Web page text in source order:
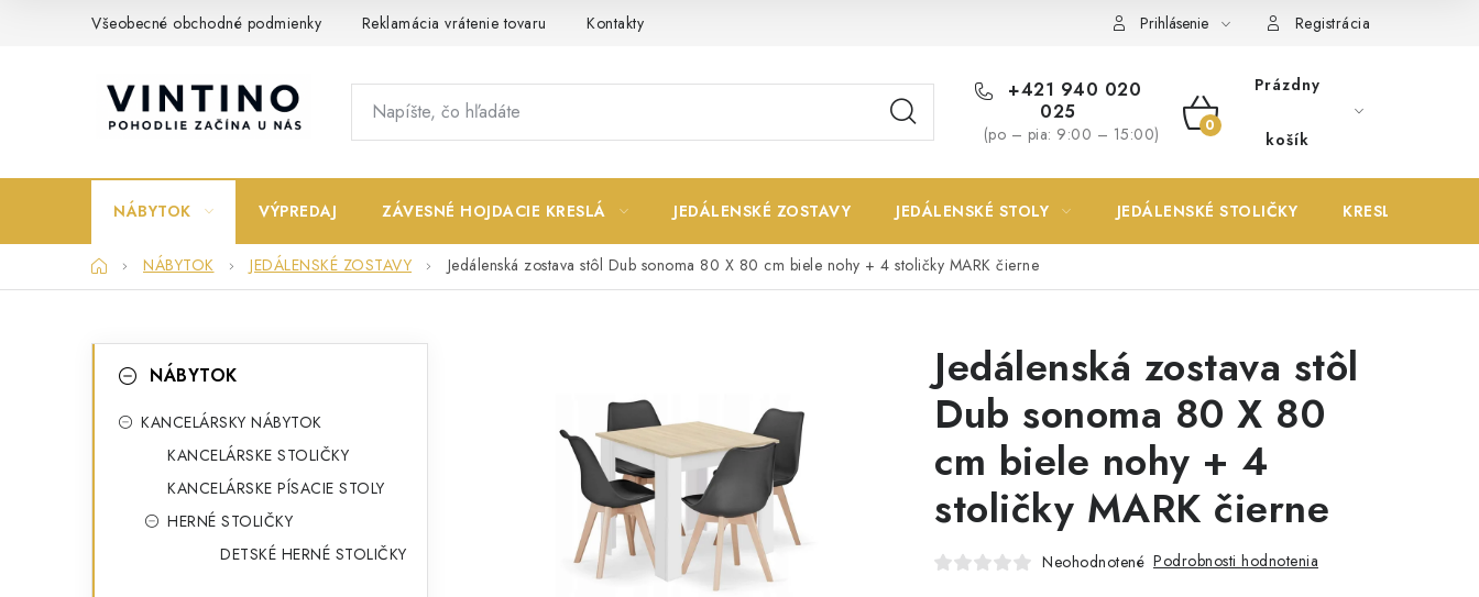
Všeobecné obchodné podmienky Reklamácia vrátenie tovaru Kontakty Prihlásenie Registrácia
+421 940 020
025
(po – pia: 9:00 – 15:00)
NÁKUPNÝ
Prázdny
košík
NÁBYTOK VÝPREDAJ ZÁVESNÉ HOJDACIE KRESLÁ JEDÁLENSKÉ ZOSTAVY JEDÁLENSKÉ STOLY JEDÁLENSKÉ STOLIČKY KRESLÁ
DomovNÁBYTOK JEDÁLENSKÉ ZOSTAVY Jedálenská zostava stôl Dub sonoma 80 X 80 cm biele nohy + 4 stoličky MARK čierne
kategórieNÁBYTOK
KANCELÁRSKY NÁBYTOK
KANCELÁRSKE STOLIČKY
KANCELÁRSKE PÍSACIE STOLY
HERNÉ STOLIČKY
DETSKÉ HERNÉ STOLIČKY
Jedálenská zostava stôl
Dub sonoma 80 X 80
cm biele nohy + 4
stoličky MARK čierne
Neohodnotené Podrobnosti hodnotenia